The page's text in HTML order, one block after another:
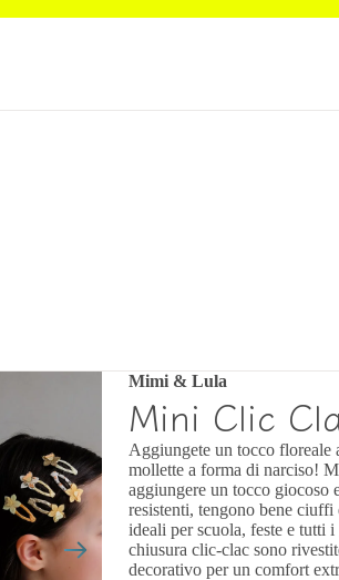
Mimi & Lula
Mini Clic
Aggiungete un tocco floreale
mollette a forma di narciso!
aggiungere un tocco giocoso
resistenti, tengono bene ciuffi
ideali per scuola, feste e tutti
chiusura clic-clac sono
decorativo per un comfort